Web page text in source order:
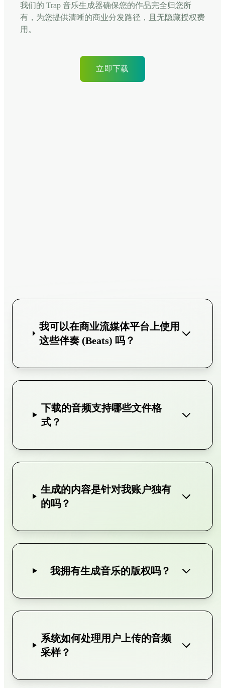
我们的 Trap 音乐生成器确保您的作品完全归您所
有，为您提供清晰的商业分发路径，且无隐藏授权费
用。
立即下载
我可以在商业流媒体平台上使用
这些伴奏 (Beats) 吗？
下载的音频支持哪些文件格
式？
生成的内容是针对我账户独有
的吗？
我拥有生成音乐的版权吗？
系统如何处理用户上传的音频
采样？